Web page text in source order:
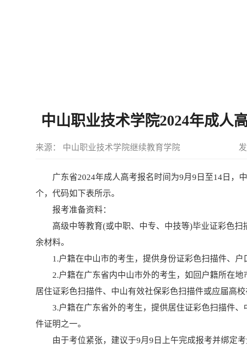
中山职业技术学院2024年成人
来源： 中山职业技术学院继续教育学院
广东省2024年成人高考报名时间为9月9日至14日，
个，代码如下表所示。
报考准备资料：
高级中等教育(或中职、中专、中技等)毕业证彩色
余材料。
1.户籍在中山市的考生，提供身份证彩色扫描件、户
2.户籍在广东省内中山市外的考生，如回户籍所在
居住证彩色扫描件、中山有效社保彩色扫描件或应届高校
3.户籍在广东省外的考生，提供居住证彩色扫描件
件证明之一。
由于考位紧张，建议于9月9日上午完成报考并绑定